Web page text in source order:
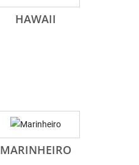
HAWAII
MARINHEIRO